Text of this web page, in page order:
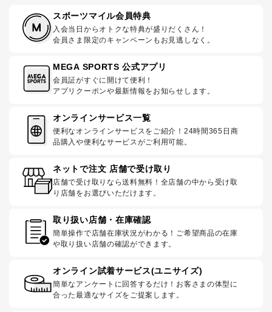
スポーツマイル会員特典
入会当日からオトクな特典が盛りだくさん！
会員さま限定のキャンペーンもお見逃しなく。
MEGA SPORTS 公式アプリ
会員証がすぐに開けて便利！
アプリクーポンや最新情報をお知らせします。
オンラインサービス一覧
便利なオンラインサービスをご紹介！24時間365日商
品購入や便利なサービスがご利用可能。
ネットで注文 店舗で受け取り
店舗で受け取りなら送料無料！全店舗の中から受け取
り店舗をお選びいただけます。
取り扱い店舗・在庫確認
簡単操作で店舗在庫状況がわかる！ご希望商品の在庫
や取り扱い店舗の確認ができます。
オンライン試着サービス(ユニサイズ)
簡単なアンケートに回答するだけ！お客さまの体型に
合った最適なサイズをご提案します。